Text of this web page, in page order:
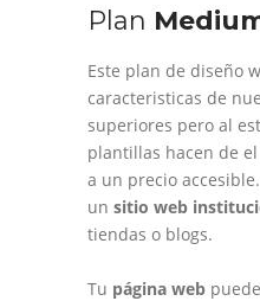
Plan
Este plan de diseño
caracteristicas de
superiores pero al
plantillas hacen de
a un precio
un sitio web
tiendas o blogs.
Tu página web